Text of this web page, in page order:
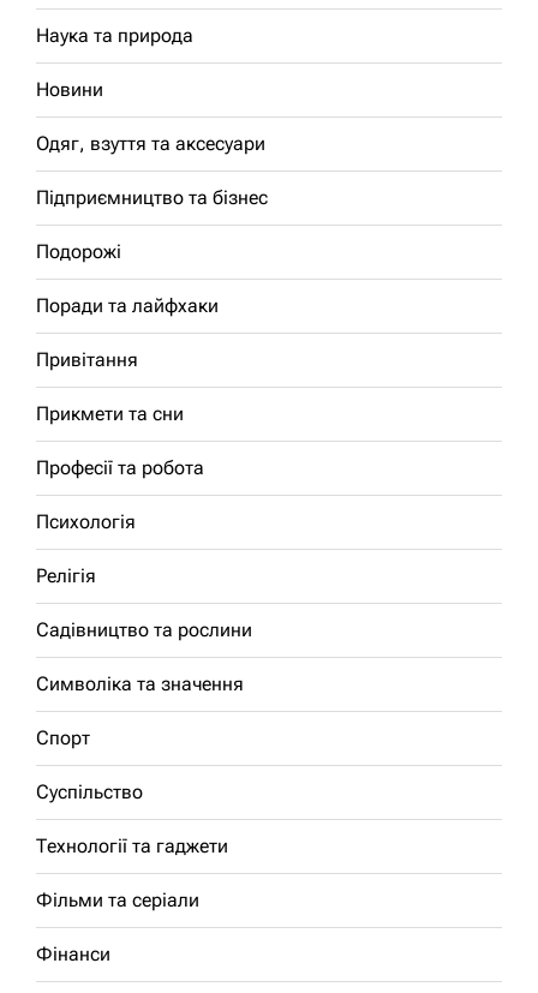
Наука та природа
Новини
Одяг, взуття та аксесуари
Підприємництво та бізнес
Подорожі
Поради та лайфхаки
Привітання
Прикмети та сни
Професії та робота
Психологія
Релігія
Садівництво та рослини
Символіка та значення
Спорт
Суспільство
Технології та гаджети
Фільми та серіали
Фінанси